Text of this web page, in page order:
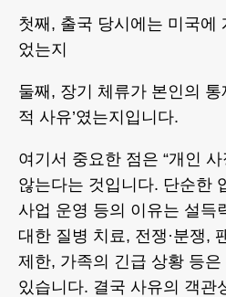
첫째, 출국 당시에는 미국에
었는지
둘째, 장기 체류가 본인의 통
적 사유’였는지입니다.
여기서 중요한 점은 “개인
않는다는 것입니다. 단순한
사업 운영 등의 이유는 설득
대한 질병 치료, 전쟁·분쟁,
제한, 가족의 긴급 상황 등
있습니다. 결국 사유의 객관